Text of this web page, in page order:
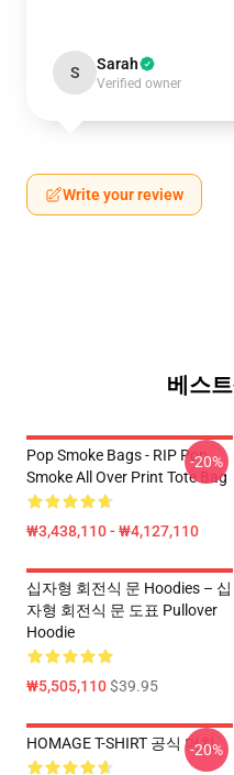
S Sarah
Verified owner
Write your review
베스
Pop Smoke Bags - RIP Pop
Smoke All Over Print Tote Bag
₩3,438,110 - ₩4,127,110
-20%
십자형 회전식 문 Hoodies – 십
자형 회전식 문 도표 Pullover
Hoodie
₩5,505,110$39.95
HOMAGE T-SHIRT 공식 머치
-20%